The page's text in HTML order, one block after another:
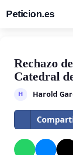
Peticion.es
Rechazo
Catedral
H Harold